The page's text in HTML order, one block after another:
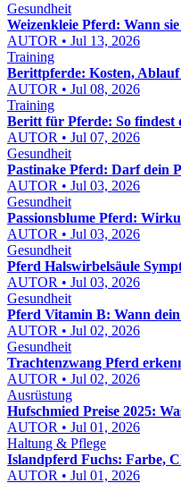
Gesundheit
Weizenkleie Pferd: Wann
AUTOR • Jul 13, 2026
Training
Berittpferde: Kosten,
AUTOR • Jul 08, 2026
Training
Beritt für Pferde: So findest
AUTOR • Jul 07, 2026
Gesundheit
Pastinake Pferd: Darf dein
AUTOR • Jul 03, 2026
Gesundheit
Passionsblume Pferd:
AUTOR • Jul 03, 2026
Gesundheit
Pferd Halswirbelsäule
AUTOR • Jul 03, 2026
Gesundheit
Pferd Vitamin B: Wann
AUTOR • Jul 02, 2026
Gesundheit
Trachtenzwang Pferd
AUTOR • Jul 02, 2026
Ausrüstung
Hufschmied Preise 2025:
AUTOR • Jul 01, 2026
Haltung & Pflege
Islandpferd Fuchs: Farbe,
AUTOR • Jul 01, 2026